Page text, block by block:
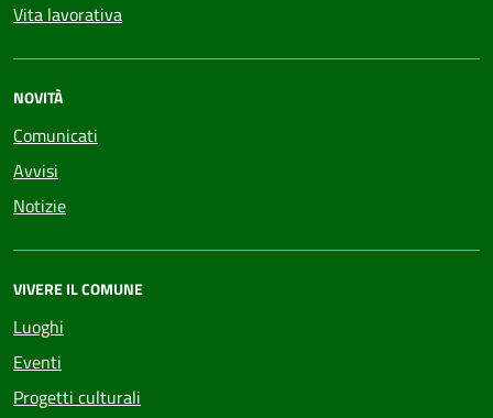
Vita lavorativa
NOVITÀ
Comunicati
Avvisi
Notizie
VIVERE IL COMUNE
Luoghi
Eventi
Progetti culturali